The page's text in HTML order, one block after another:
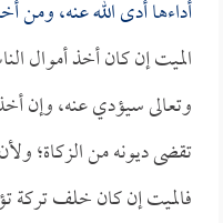
أداءها أدى الله عنه، ومن
الميت إن كان أخذ أموال
وتعالى سيؤدي عنه، وإن
تقضى ديونه من الزكاة؛
فالميت إن كان خلف تركة